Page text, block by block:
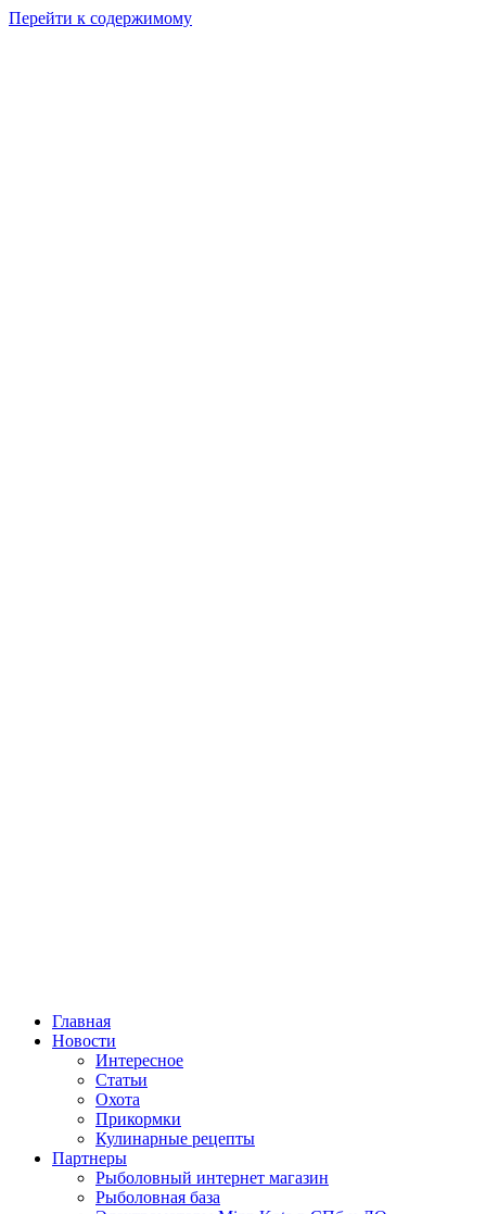
Перейти к содержимому
Главная
Новости
Интересное
Статьи
Охота
Прикормки
Кулинарные рецепты
Партнеры
Рыболовный интернет магазин
Рыболовная база